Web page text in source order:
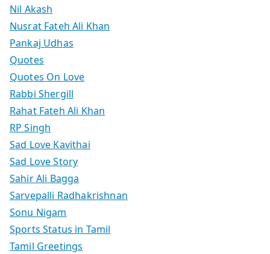
Nil Akash
Nusrat Fateh Ali Khan
Pankaj Udhas
Quotes
Quotes On Love
Rabbi Shergill
Rahat Fateh Ali Khan
RP Singh
Sad Love Kavithai
Sad Love Story
Sahir Ali Bagga
Sarvepalli Radhakrishnan
Sonu Nigam
Sports Status in Tamil
Tamil Greetings